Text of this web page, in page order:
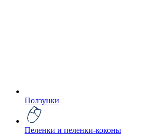
Ползунки
Пеленки и пеленки-коконы